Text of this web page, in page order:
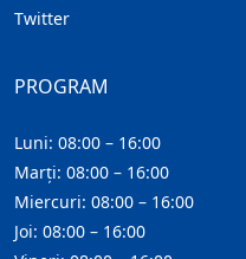
Twitter
PROGRAM
Luni: 08:00 – 16:00
Marți: 08:00 – 16:00
Miercuri: 08:00 – 16:00
Joi: 08:00 – 16:00